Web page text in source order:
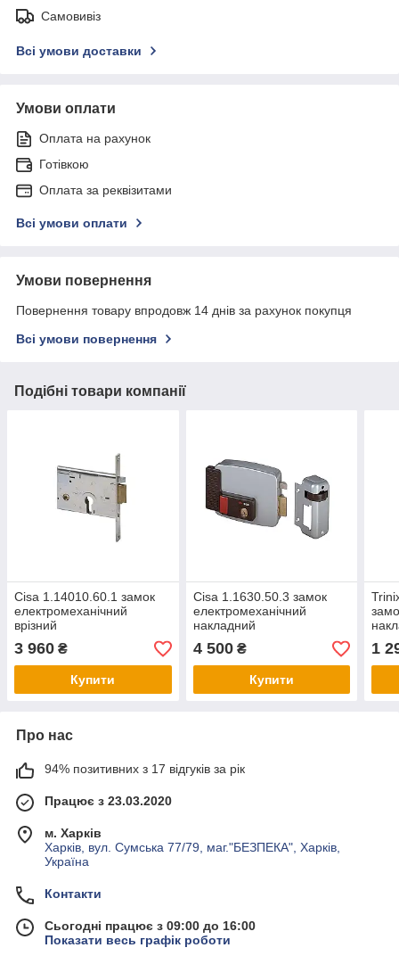
Самовивіз
Всі умови доставки
Умови оплати
Оплата на рахунок
Готівкою
Оплата за реквізитами
Всі умови оплати
Умови повернення
Повернення товару впродовж 14 днів за рахунок покупця
Всі умови повернення
Подібні товари компанії
Cisa 1.14010.60.1 замок
електромеханічний
врізний
3 960 ₴
Купити
Cisa 1.1630.50.3 замок
електромеханічний
накладний
4 500₴
Купити
1
Про нас
94% позитивних з 17 відгуків за рік
Працює з 23.03.2020
м. Харків
Харків, вул. Сумська 77/79, маг."БЕЗПЕКА", Харків,
Україна
Контакти
Сьогодні працює з 09:00 до 16:00
Показати весь графік роботи